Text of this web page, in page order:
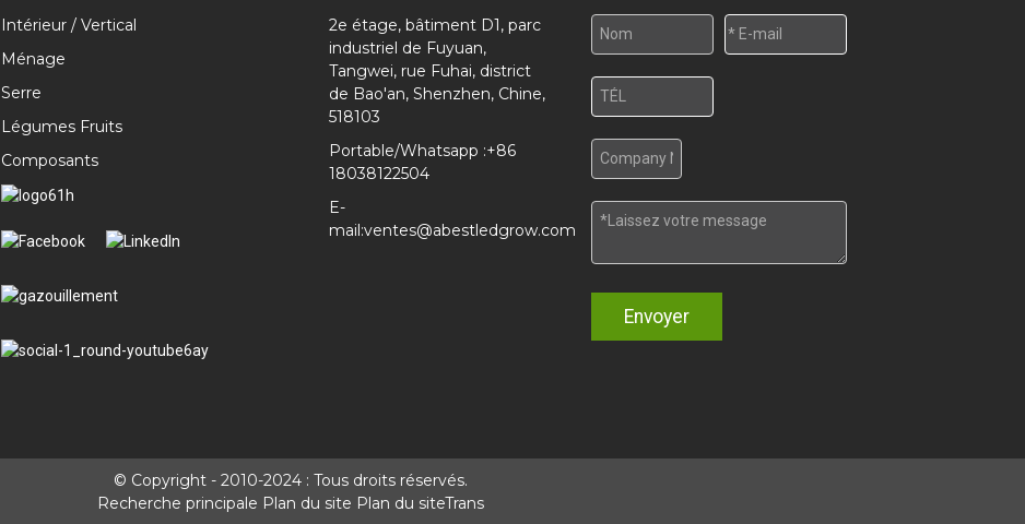
Intérieur / Vertical
Ménage
Serre
Légumes Fruits
Composants
2e étage, bâtiment D1, parc
industriel de Fuyuan,
Tangwei, rue Fuhai, district
de Bao'an, Shenzhen, Chine,
518103
Portable/Whatsapp :+86
18038122504
E-
mail:ventes@abestledgrow.com
Envoyer
© Copyright - 2010-2024 : Tous droits réservés.
Recherche principale Plan du site Plan du siteTrans